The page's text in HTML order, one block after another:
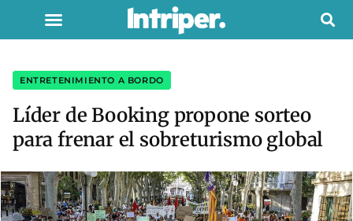
ENTRETENIMIENTO A BORDO
Líder de Booking propone sorteo
para frenar el sobreturismo global